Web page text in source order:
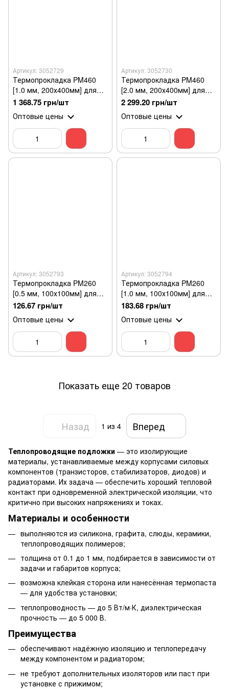
Артикул: 3052729
Термопрокладка PM460
[1.0 мм, 200х400мм] для
процессора
1 368.75 грн/шт
Оптовые цены
Артикул: 3052730
Термопрокладка PM460
[2.0 мм, 200х400мм] для
процессора
2 299.20 грн/шт
Оптовые цены
Артикул: 3052793
Термопрокладка PM260
[0.5 мм, 100х100мм] для
процессора
126.67 грн/шт
Оптовые цены
Артикул: 3052794
Термопрокладка PM260
[1.0 мм, 100х100мм] для
процессора
183.68 грн/шт
Оптовые цены
Показать еще 20 товаров
Назад 1 из 4 Вперед
Теплопроводящие подложки — это изолирующие
материалы, устанавливаемые между корпусами силовых
компонентов (транзисторов, стабилизаторов, диодов) и
радиаторами. Их задача — обеспечить хороший тепловой
контакт при одновременной электрической изоляции, что
критично при высоких напряжениях и токах.
Материалы и особенности
выполняются из силикона, графита, слюды, керамики,
теплопроводящих полимеров;
толщина от 0.1 до 1 мм, подбирается в зависимости от
задачи и габаритов корпуса;
возможна клейкая сторона или нанесённая термопаста
— для удобства установки;
теплопроводность — до 5 Вт/м·К, диэлектрическая
прочность — до 5 000 В.
Преимущества
обеспечивают надёжную изоляцию и теплопередачу
между компонентом и радиатором;
не требуют дополнительных изоляторов или паст при
установке с прижимом;